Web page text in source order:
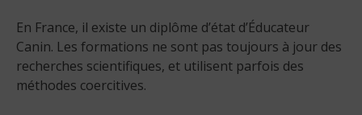
En France, il existe un diplôme d’état d’Éducateur
Canin. Les formations ne sont pas toujours à jour des
recherches scientifiques, et utilisent parfois des
méthodes coercitives.